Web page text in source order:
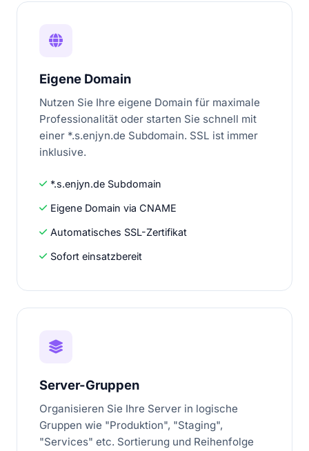
Eigene Domain
Nutzen Sie Ihre eigene Domain für maximale
Professionalität oder starten Sie schnell mit
einer *.s.enjyn.de Subdomain. SSL ist immer
inklusive.
*.s.enjyn.de Subdomain
Eigene Domain via CNAME
Automatisches SSL-Zertifikat
Sofort einsatzbereit
Server-Gruppen
Organisieren Sie Ihre Server in logische
Gruppen wie "Produktion", "Staging",
"Services" etc. Sortierung und Reihenfolge